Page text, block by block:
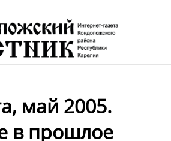
май 2005.
в прошлое